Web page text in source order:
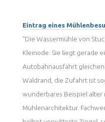
Eintrag eines
"Die Wassermühle von
Kleinode. Sie liegt gerade
Autobahnausfahrt
Waldrand, die Zufahrt ist
wunderbares Beispiel
Mühlenarchitektur.